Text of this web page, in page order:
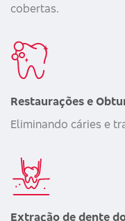
cobertas.
Restaurações e
Eliminando cáries e
Extração de dente